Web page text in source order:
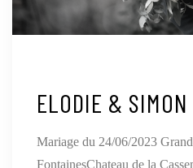
ELODIE & SIMON
Mariage du 24/06/2023
FontainesChateau de la